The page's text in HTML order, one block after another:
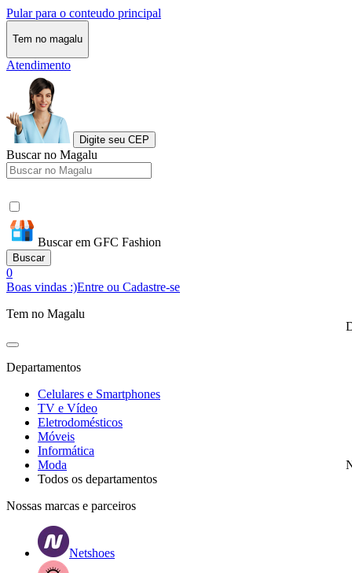
Pular para o conteudo principal
Tem no magalu
Atendimento
Digite seu CEP
Buscar no Magalu
Buscar em GFC Fashion
Buscar
0
Boas vindas :)Entre ou Cadastre-se
Tem no Magalu
Departamentos
Celulares e Smartphones
TV e Vídeo
Eletrodomésticos
Móveis
Informática
Moda
Todos os departamentos
Nossas marcas e parceiros
Netshoes